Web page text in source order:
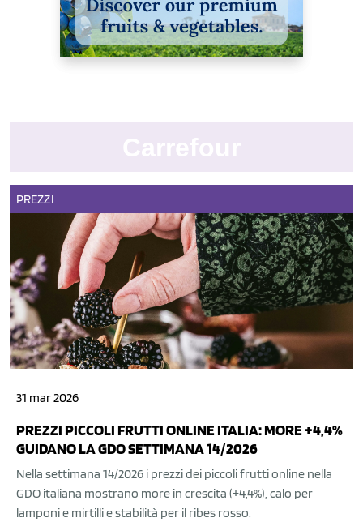
PREZZI
31 mar 2026
PREZZI PICCOLI FRUTTI ONLINE ITALIA: MORE +4,4%
GUIDANO LA GDO SETTIMANA 14/2026
Nella settimana 14/2026 i prezzi dei piccoli frutti online nella
GDO italiana mostrano more in crescita (+4,4%), calo per
lamponi e mirtilli e stabilità per il ribes rosso.